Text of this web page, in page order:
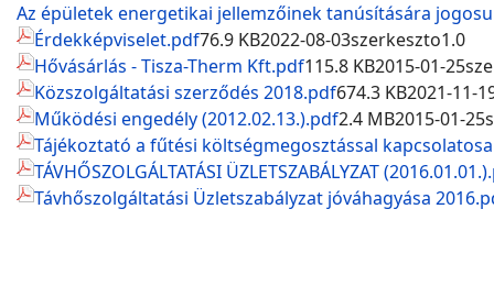
Az épületek energetikai jellemzőinek tanúsítására
Érdekképviselet.pdf76.9 KB2022-08-03szerkeszto1.0
Hővásárlás - Tisza-Therm Kft.pdf115.8 KB2015-01-25
Közszolgáltatási szerződés 2018.pdf674.3 KB2021-11-
Működési engedély (2012.02.13.).pdf2.4 MB2015-01-25
Tájékoztató a fűtési költségmegosztással
TÁVHŐSZOLGÁLTATÁSI ÜZLETSZABÁLYZAT
Távhőszolgáltatási Üzletszabályzat jóváhagyása